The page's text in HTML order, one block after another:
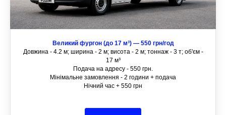
Великий фургон (до 17 м³) — 550 грн/год
Довжина - 4.2 м; ширина - 2 м; висота - 2 м; тоннаж - 3 т; об'єм -
17 м³
Подача на адресу - 550 грн.
Мінімальне замовлення - 2 години + подача
Нічний час + 550 грн